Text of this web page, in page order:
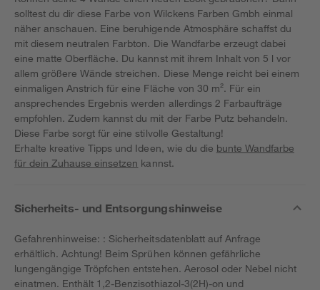
solltest du dir diese Farbe von Wilckens Farben Gmbh einmal
näher anschauen. Eine beruhigende Atmosphäre schaffst du
mit diesem neutralen Farbton. Die Wandfarbe erzeugt dabei
eine matte Oberfläche. Du kannst mit ihrem Inhalt von 5 l vor
allem größere Wände streichen. Diese Menge reicht bei einem
einmaligen Anstrich für eine Fläche von 30 m². Für ein
ansprechendes Ergebnis werden allerdings 2 Farbaufträge
empfohlen. Zudem kannst du mit der Farbe Putz behandeln.
Diese Farbe sorgt für eine stilvolle Gestaltung!
Erhalte kreative Tipps und Ideen, wie du die bunte Wandfarbe
für dein Zuhause einsetzen kannst.
Sicherheits- und Entsorgungshinweise
Gefahrenhinweise: : Sicherheitsdatenblatt auf Anfrage
erhältlich. Achtung! Beim Sprühen können gefährliche
lungengängige Tröpfchen entstehen. Aerosol oder Nebel nicht
einatmen. Enthält 1,2-Benzisothiazol-3(2H)-on und